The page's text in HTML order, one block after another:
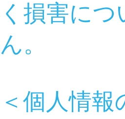
く損害に
ん。
＜個人情